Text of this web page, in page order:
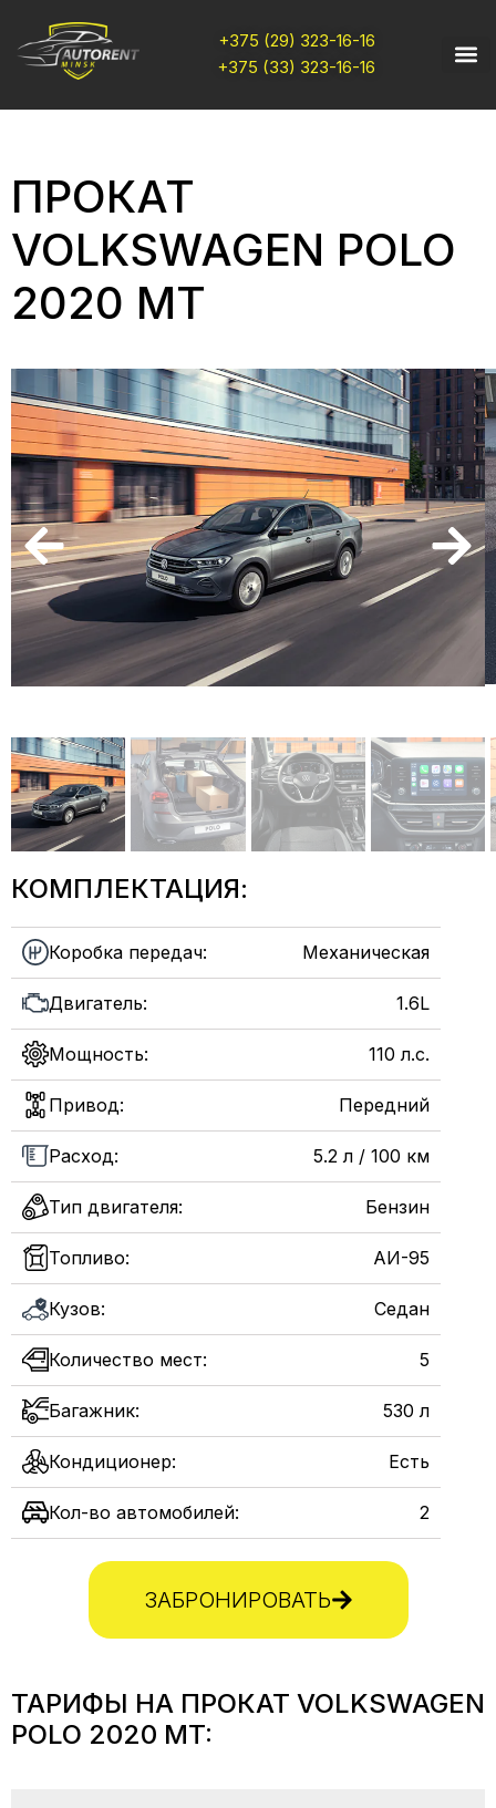
+375 (29) 323-16-16
+375 (33) 323-16-16
ПРОКАТ
VOLKSWAGEN POLO
2020 MT
КОМПЛЕКТАЦИЯ:
Коробка передач: Механическая
Двигатель: 1.6L
Мощность: 110 л.с.
Привод: Передний
Расход: 5.2 л / 100 км
Тип двигателя: Бензин
Топливо: АИ-95
Кузов: Седан
Количество мест: 5
Багажник: 530 л
Кондиционер: Есть
Кол-во автомобилей: 2
ЗАБРОНИРОВАТЬ
ТАРИФЫ НА ПРОКАТ VOLKSWAGEN
POLO 2020 MT: